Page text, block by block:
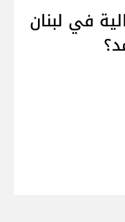
في لبنان